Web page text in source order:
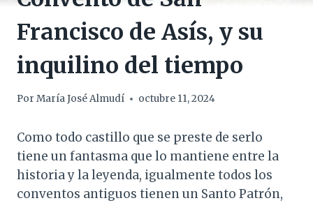
Francisco de Asís, y su
inquilino del tiempo
Por María José Almudí octubre 11, 2024
Como todo castillo que se preste de serlo
tiene un fantasma que lo mantiene entre la
historia y la leyenda, igualmente todos los
conventos antiguos tienen un Santo Patrón,